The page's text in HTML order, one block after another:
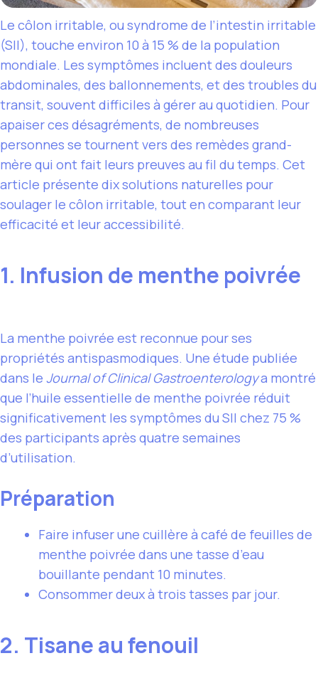
Le côlon irritable, ou syndrome de l’intestin irritable
(SII), touche environ 10 à 15 % de la population
mondiale. Les symptômes incluent des douleurs
abdominales, des ballonnements, et des troubles du
transit, souvent difficiles à gérer au quotidien. Pour
apaiser ces désagréments, de nombreuses
personnes se tournent vers des remèdes grand-
mère qui ont fait leurs preuves au fil du temps. Cet
article présente dix solutions naturelles pour
soulager le côlon irritable, tout en comparant leur
efficacité et leur accessibilité.
1. Infusion de menthe poivrée
La menthe poivrée est reconnue pour ses
propriétés antispasmodiques. Une étude publiée
dans le Journal of Clinical Gastroenterologya montré
que l’huile essentielle de menthe poivrée réduit
significativement les symptômes du SII chez 75 %
des participants après quatre semaines
d’utilisation.
Préparation
Faire infuser une cuillère à café de feuilles de
menthe poivrée dans une tasse d’eau
bouillante pendant 10 minutes.
Consommer deux à trois tasses par jour.
2. Tisane au fenouil